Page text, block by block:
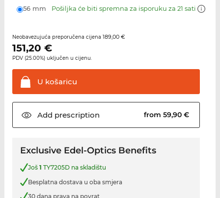
56 mm Pošiljka će biti spremna za isporuku za 21 sati
Neobavezujuća preporučena cijena 189,00 €
151,20 €
PDV (25.00%) uključen u cijenu.
U košaricu
Add prescription from 59,90 €
Exclusive Edel-Optics Benefits
Još 1 TY7205D na skladištu
Besplatna dostava u oba smjera
30 dana prava na povrat